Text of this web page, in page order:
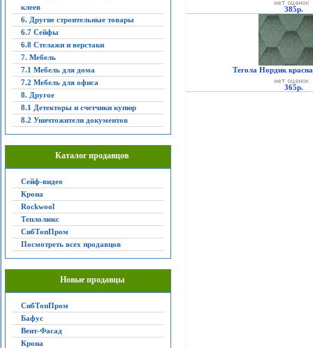
клеев
6. Другие строительные товары
6.7 Сейфы
6.8 Стелажи и верстаки
7. Мебель
7.1 Мебель для дома
7.2 Мебель для офиса
8. Другое
8.1 Детекторы и счетчики купюр
8.2 Уничтожители документов
Каталог продавцов
Сейф-видео
Крона
Rockwool
Теплолюкс
СибТопПром
Посмотреть всех продавцов
Новые продавцы
СибТопПром
Бафус
Вент-Фасад
Крона
385р.
Тегола Нордик
365р.